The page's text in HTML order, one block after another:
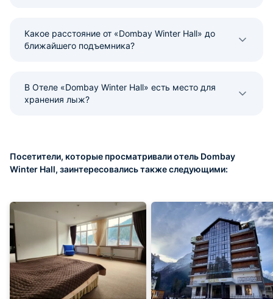
Какое расстояние от «Dombay Winter Hall» до
ближайшего подъемника?
В Отеле «Dombay Winter Hall» есть место для
хранения лыж?
Посетители, которые просматривали отель Dombay
Winter Hall, заинтересовались также следующими: